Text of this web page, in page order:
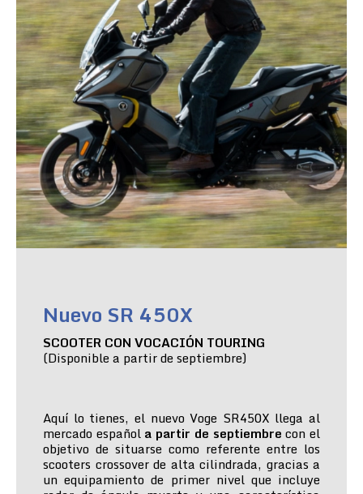
Nuevo SR 450X
SCOOTER CON VOCACIÓN TOURING
(Disponible a partir de septiembre)
Aquí lo tienes, el nuevo Voge SR450X llega al
mercado español a partir de septiembre con el
objetivo de situarse como referente entre los
scooters crossover de alta cilindrada, gracias a
un equipamiento de primer nivel que incluye